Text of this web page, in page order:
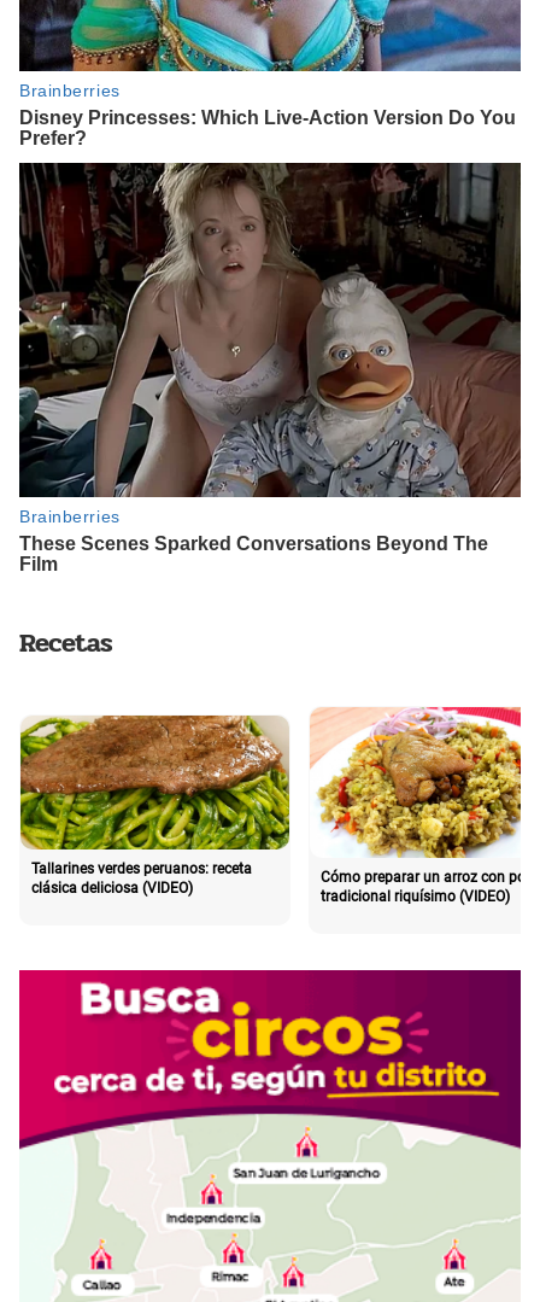
Recetas
Tallarines verdes peruanos: receta
clásica deliciosa (VIDEO)
Cómo preparar un arroz con pollo
tradicional riquísimo (VIDEO)